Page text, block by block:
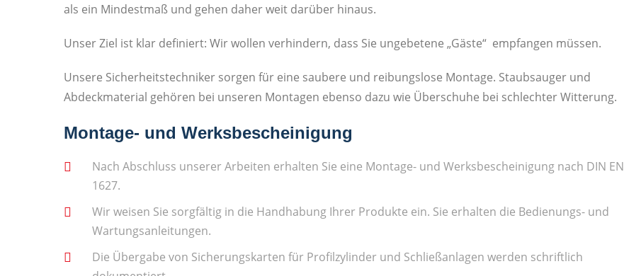
als ein Mindestmaß und gehen daher weit darüber hinaus.
Unser Ziel ist klar definiert: Wir wollen verhindern, dass Sie ungebetene „Gäste“ empfangen müssen.
Unsere Sicherheitstechniker sorgen für eine saubere und reibungslose Montage. Staubsauger und
Abdeckmaterial gehören bei unseren Montagen ebenso dazu wie Überschuhe bei schlechter Witterung.
Montage- und Werksbescheinigung
Nach Abschluss unserer Arbeiten erhalten Sie eine Montage- und Werksbescheinigung nach DIN EN
1627.
Wir weisen Sie sorgfältig in die Handhabung Ihrer Produkte ein. Sie erhalten die Bedienungs- und
Wartungsanleitungen.
Die Übergabe von Sicherungskarten für Profilzylinder und Schließanlagen werden schriftlich